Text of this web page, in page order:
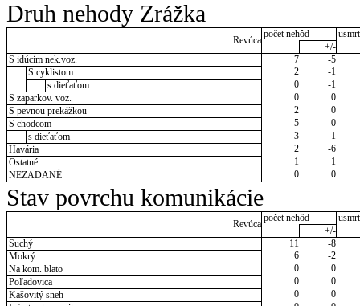
Druh nehody Zrážka
Revúca
počet nehôd
+/-
S idúcim nek.voz.
7
-5
S cyklistom
2
-1
s dieťaťom
0
-1
S zaparkov. voz.
0
0
S pevnou prekážkou
2
0
S chodcom
5
0
s dieťaťom
3
1
Havária
2
-6
Ostatné
1
1
NEZADANÉ
0 0
Stav povrchu komunikácie
Revúca
počet nehôd
+/-
Suchý
11
-8
Mokrý
6
-2
Na kom. blato
0
0
Poľadovica
0
0
Kašovitý sneh
0
0